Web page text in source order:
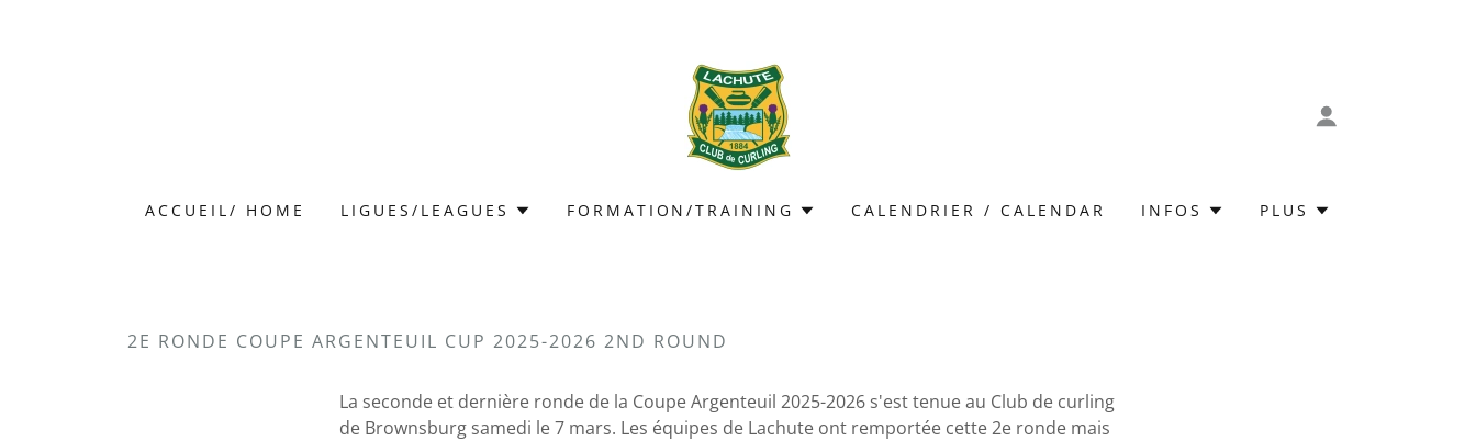
ACCUEIL/ HOME LIGUES/LEAGUES FORMATION/TRAINING CALENDRIER / CALENDAR INFOS PLUS
2E RONDE COUPE ARGENTEUIL CUP 2025-2026 2ND ROUND
La seconde et dernière ronde de la Coupe Argenteuil 2025-2026 s'est tenue au Club de curling
de Brownsburg samedi le 7 mars. Les équipes de Lachute ont remportée cette 2e ronde mais